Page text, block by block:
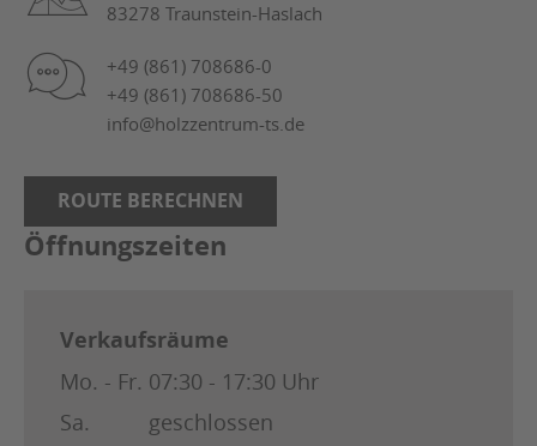
83278 Traunstein-Haslach
+49 (861) 708686-0
+49 (861) 708686-50
info@holzzentrum-ts.de
ROUTE BERECHNEN
Öffnungszeiten
Verkaufsräume
Mo. - Fr. 07:30 - 17:30 Uhr
Sa.
geschlossen